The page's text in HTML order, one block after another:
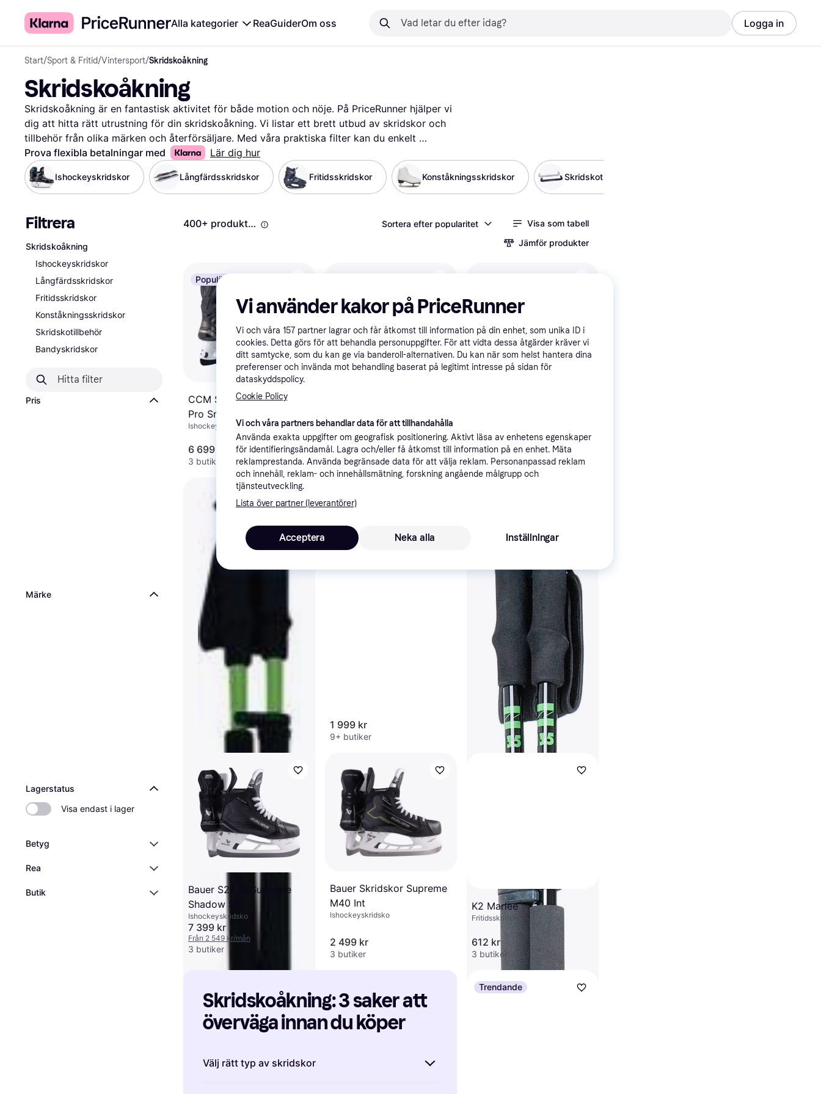
Alla kategorier ReaGuiderOm oss Logga in
Start/Sport & Fritid/Vintersport/Skridskoåkning
Skridskoåkning
Skridskoåkning är en fantastisk aktivitet för både motion och nöje. På PriceRunner hjälper vi
dig att hitta rätt utrustning för din skridskoåkning. Vi listar ett brett utbud av skridskor och
tillbehör från olika märken och återförsäljare. Med våra praktiska filter kan du enkelt
sortera efter storlek, pris och användarrecensioner. Det gör det lättare för dig att hitta det
som bäst passar dina behov och preferenser. Du kan också jämföra priser för att säkerställa
att du får det bästa erbjudandet. Användarrecensioner ger dig insikter om produktens
kvalitet och andras upplevelser. Vi ser till att du har all information du behöver för att göra
utrustningen som tar ditt åkande till nästa nivå! Mer om skridskoåkning »
Prova flexibla betalningar med Lär dig hur
Ishockeyskridskor Långfärdsskridskor Fritidsskridskor Konståkningsskridskor Skridskotillbehör
Filtrera
Skridskoåkning
Ishockeyskridskor
Långfärdsskridskor
Fritidsskridskor
Konståkningsskridskor
Skridskotillbehör
Bandyskridskor
Pris
Märke
Lagerstatus
Visa endast i lager
Betyg
Rea
Butik
400+ produkter Sortera efter popularitet
Visa som tabell
Jämför produkter
Populär
CCM Skridskor Tacks XF
Pro Sr
Ishockeyskridsko
6 699 kr
3 butiker
5 999 kr
3 butiker
Fritidsskridsko
399 kr
9+ butiker
Zandstra Track
1 999 kr
9+ butiker
Bauer S24 Ti Supreme
Shadow SR
hockeyskridskor Svart
Herr
Ishockeyskridsko
7 399 kr
Från 2 549 kr/mån
3 butiker
Bauer Skridskor Supreme
M40 Int
Ishockeyskridsko
2 499 kr
3 butiker
K2 Marlee
Fritidsskridsko
612 kr
3 butiker
Trendande
Skridskoåkning: 3 saker att
överväga innan du köper
Välj rätt typ av skridskor
Vi använder kakor på PriceRunner
Vi och våra 157 partner lagrar och får åtkomst till information på din enhet, som unika ID i
cookies. Detta görs för att behandla personuppgifter. För att vidta dessa åtgärder kräver vi
ditt samtycke, som du kan ge via banderoll-alternativen. Du kan när som helst hantera dina
preferenser och invända mot behandling baserat på legitimt intresse på sidan för
dataskyddspolicy.
Cookie Policy
Vi och våra partners behandlar data för att tillhandahålla
Använda exakta uppgifter om geografisk positionering. Aktivt läsa av enhetens egenskaper
för identifieringsändamål. Lagra och/eller få åtkomst till information på en enhet. Mäta
reklamprestanda. Använda begränsade data för att välja reklam. Personanpassad reklam
och innehåll, reklam- och innehållsmätning, forskning angående målgrupp och
tjänsteutveckling.
Lista över partner (leverantörer)
Neka alla
Acceptera Inställningar